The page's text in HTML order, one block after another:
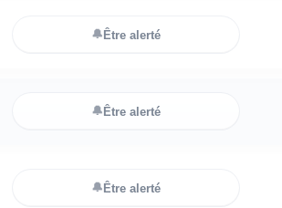
🔔Être alerté
🔔Être alerté
🔔Être alerté